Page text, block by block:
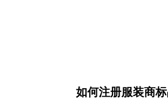
如何注册服装商